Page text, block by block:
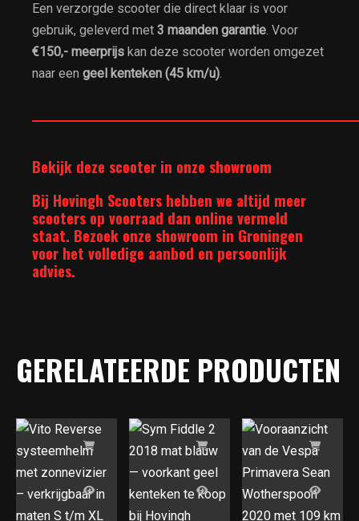
Een verzorgde scooter die direct klaar is voor
gebruik, geleverd met3 maanden garantie. Voor
€150,- meerprijs kan deze scooter worden omgezet
naar eengeel kenteken (45 km/u).
Bekijk deze scooter in onze showroom
Bij Hovingh Scooters hebben we altijd meer
scooters op voorraad dan online vermeld
staat. Bezoek onze showroom in Groningen
voor het volledige aanbod en persoonlijk
advies.
GERELATEERDE PRODUCTEN